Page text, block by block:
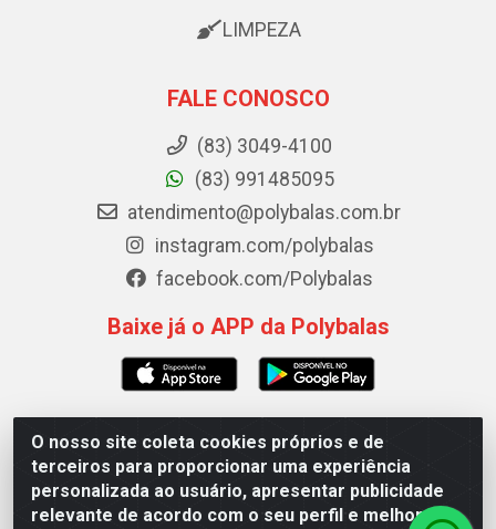
O nosso site coleta cookies próprios e de
terceiros para proporcionar uma experiência
personalizada ao usuário, apresentar publicidade
relevante de acordo com o seu perfil e melhorar a
LIMPEZA
FALE CONOSCO
(83) 3049-4100
(83) 991485095
atendimento@polybalas.com.br
instagram.com/polybalas
facebook.com/Polybalas
Baixe já o APP da Polybalas
Polybalas - Rua João Miguel de Souza, 173 Galpão B -
Ernesto Geisel, João Pessoa/PB - CEP 58.075-075 - CNPJ
00.909.327/0002-61